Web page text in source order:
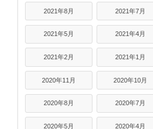
2021年8月 2021年7月
2021年5月 2021年4月
2021年2月 2021年1月
2020年11月 2020年10月
2020年8月 2020年7月
2020年5月 2020年4月